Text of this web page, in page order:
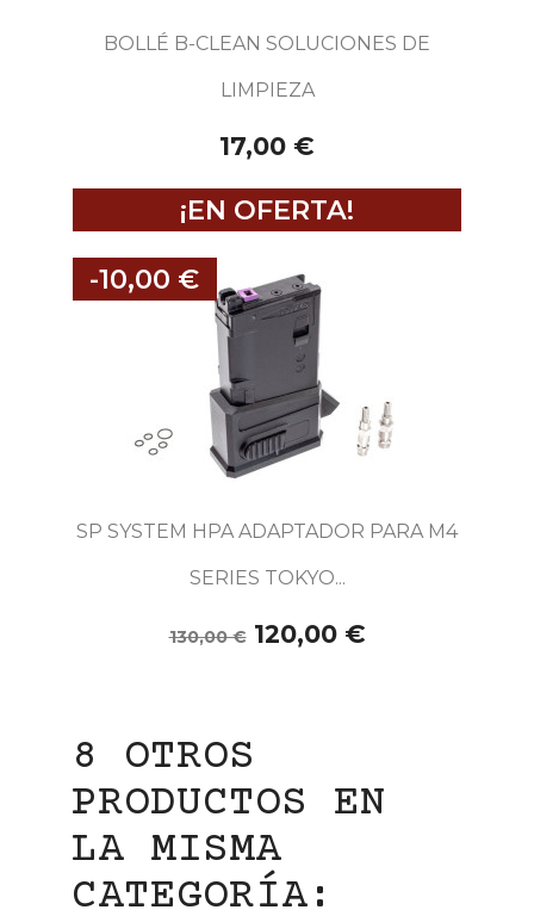
BOLLÉ B-CLEAN SOLUCIONES DE
LIMPIEZA
17,00 €
SP SYSTEM HPA ADAPTADOR PARA M4
SERIES TOKYO...
130,00 € 120,00 €
¡EN OFERTA!
-10,00 €
8 OTROS
PRODUCTOS EN
LA MISMA
CATEGORÍA: